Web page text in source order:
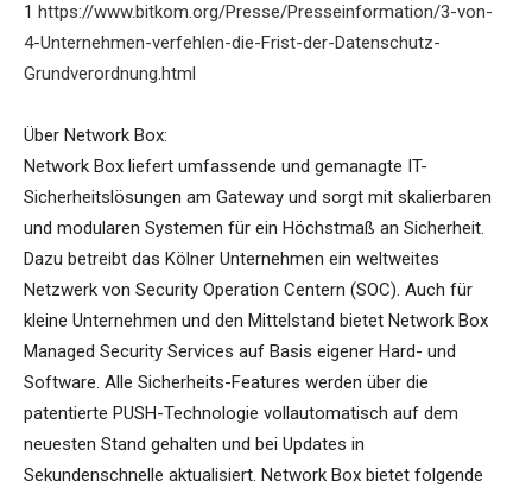
1 https://www.bitkom.org/Presse/Presseinformation/3-von-
4-Unternehmen-verfehlen-die-Frist-der-Datenschutz-
Grundverordnung.html
Über Network Box:
Network Box liefert umfassende und gemanagte IT-
Sicherheitslösungen am Gateway und sorgt mit skalierbaren
und modularen Systemen für ein Höchstmaß an Sicherheit.
Dazu betreibt das Kölner Unternehmen ein weltweites
Netzwerk von Security Operation Centern (SOC). Auch für
kleine Unternehmen und den Mittelstand bietet Network Box
Managed Security Services auf Basis eigener Hard- und
Software. Alle Sicherheits-Features werden über die
patentierte PUSH-Technologie vollautomatisch auf dem
neuesten Stand gehalten und bei Updates in
Sekundenschnelle aktualisiert. Network Box bietet folgende